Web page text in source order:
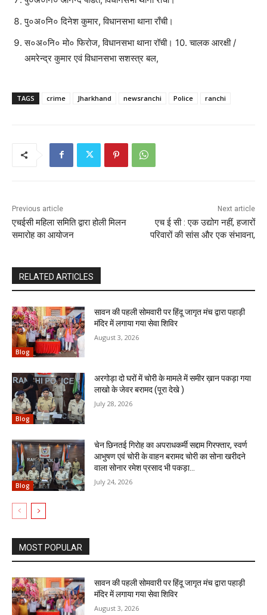
पु०अ०नि० दिनेश कुमार, विधानसभा थाना राँची।
स०अ०नि० मो० फिरोज, विधानसभा थाना रॉची। 10. चालक आरक्षी /
अमरेन्द्र कुमार एवं विधानसभा सशस्त्र बल,
TAGS crime Jharkhand newsranchi Police ranchi
Previous article
एचईसी महिला समिति द्वारा होली मिलन
समारोह का आयोजन
Next article
एच ई सी : एक उद्योग नहीं, हजारों
परिवारों की सांस और एक संभावना,
RELATED ARTICLES
Blog
सावन की पहली सोमवारी पर हिंदू जागृत मंच द्वारा पहाड़ी
मंदिर में लगाया गया सेवा शिविर
August 3, 2026
Blog
अरगोड़ा दो घरों में चोरी के मामले में समीर ख़ान पकड़ा गया
लाखो के जेवर बरामद (पूरा देखे )
July 28, 2026
Blog
चेन छिनतई गिरोह का अपराधकर्मी सद्दाम गिरफ्तार, स्वर्ण
आभुषण एवं चोरी के वाहन बरामद चोरी का सोना खरीदने
वाला सोनार रमेश प्रसाद भी पकड़ा...
July 24, 2026
MOST POPULAR
सावन की पहली सोमवारी पर हिंदू जागृत मंच द्वारा पहाड़ी
मंदिर में लगाया गया सेवा शिविर
August 3, 2026